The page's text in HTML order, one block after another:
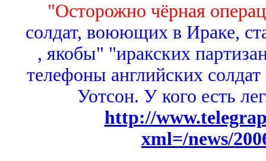
"Осторожно чёрная
солдат, воюющих в Ираке,
, якобы" "иракских
телефоны английских
Уотсон. У кого есть
http://
xml=/news/